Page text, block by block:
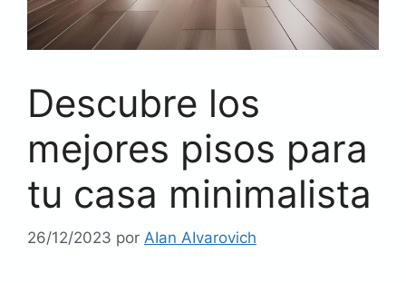
Descubre los
mejores pisos para
tu casa minimalista
26/12/2023 por AIan AIvarovich